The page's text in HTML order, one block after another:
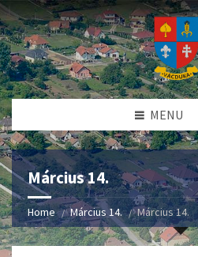
MENU
Március 14.
Home Március 14. Március 14.